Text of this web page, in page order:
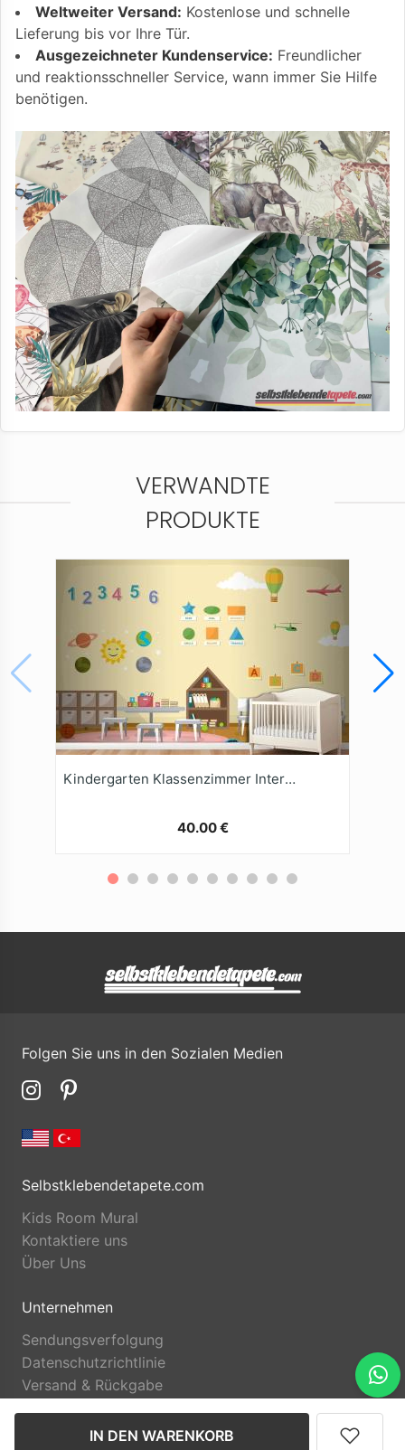
IN DEN WARENKORB
Weltweiter Versand: Kostenlose und schnelle
Lieferung bis vor Ihre Tür.
Ausgezeichneter Kundenservice: Freundlicher
und reaktionsschneller Service, wann immer Sie Hilfe
benötigen.
VERWANDTE
PRODUKTE
Kindergarten Klassenzimmer Interieur Kinder Kinder Schule Spielzeug Möbel Tapete Wandbild
40.00 €
Folgen Sie uns in den Sozialen Medien
Selbstklebendetapete.com
Kids Room Mural
Kontaktiere uns
Über Uns
Unternehmen
Sendungsverfolgung
Datenschutzrichtlinie
Versand & Rückgabe